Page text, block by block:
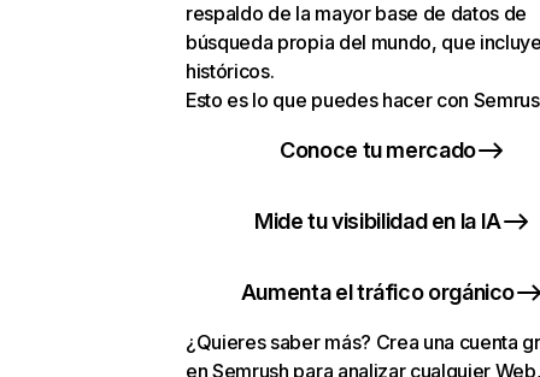
respaldo de la mayor base de datos de
búsqueda propia del mundo, que
históricos.
Esto es lo que puedes hacer con
Conoce tu mercado
Mide tu visibilidad en la IA
Aumenta el tráfico orgánico
¿Quieres saber más? Crea una cuenta
en Semrush para analizar cualquier